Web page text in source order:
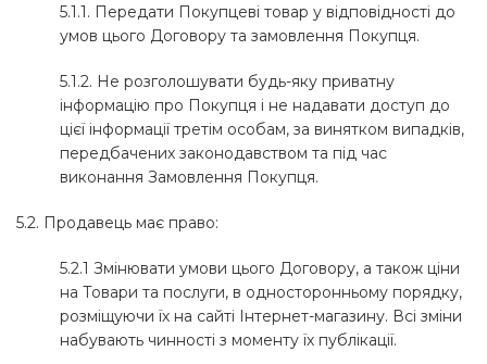
5.1.1. Передати Покупцеві товар у відповідності до
умов цього Договору та замовлення Покупця.
5.1.2. Не розголошувати будь-яку приватну
інформацію про Покупця і не надавати доступ до
цієї інформації третім особам, за винятком випадків,
передбачених законодавством та під час
виконання Замовлення Покупця.
5.2. Продавець має право:
5.2.1 Змінювати умови цього Договору, а також ціни
на Товари та послуги, в односторонньому порядку,
розміщуючи їх на сайті Інтернет-магазину. Всі зміни
набувають чинності з моменту їх публікації.